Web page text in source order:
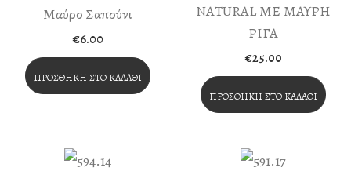
Μαύρο Σαπούνι
€6.00
ΠΡΟΣΘΉΚΗ ΣΤΟ ΚΑΛΆΘΙ
NATURAL ΜΕ ΜΑΥΡΗ
ΡΙΓΑ
€25.00
ΠΡΟΣΘΉΚΗ ΣΤΟ ΚΑΛΆΘΙ